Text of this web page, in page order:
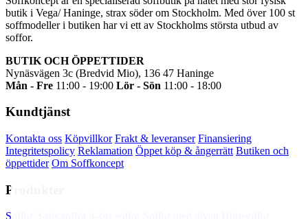
butik i Vega/ Haninge, strax söder om Stockholm. Med över 100 st
soffmodeller i butiken har vi ett av Stockholms största utbud av
soffor.
BUTIK OCH ÖPPETTIDER
Nynäsvägen 3c (Bredvid Mio), 136 47 Haninge
Mån - Fre 11:00 - 19:00 Lör - Sön 11:00 - 18:00
Kundtjänst
Kontakta oss Köpvillkor Frakt & leveranser Finansiering
Integritetspolicy Reklamation Öppet köp & ångerrätt Butiken och
öppettider Om Soffkoncept
Produkter
Soffor